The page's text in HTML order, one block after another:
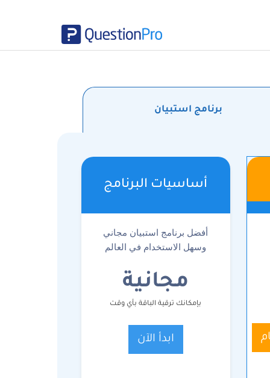
برنامج استبيان
أساسيات البرنامج
أفضل برنامج استبيان مجاني
وسهل الاستخدام في العالم
مجانية
بإمكانك ترقية الباقة بأي وقت
ابدأ الآن